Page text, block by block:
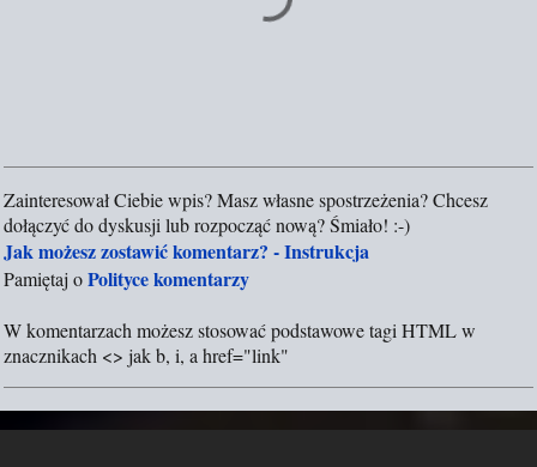
P
r
z
e
i
k
Zainteresował Ciebie wpis? Masz własne spostrzeżenia? Chcesz
dołączyć do dyskusji lub rozpocząć nową? Śmiało! :-)
Jak możesz zostawić komentarz? - Instrukcja
Pamiętaj oPolityce komentarzy
W komentarzach możesz stosować podstawowe tagi HTML w
znacznikach <> jak b, i, a href="link"